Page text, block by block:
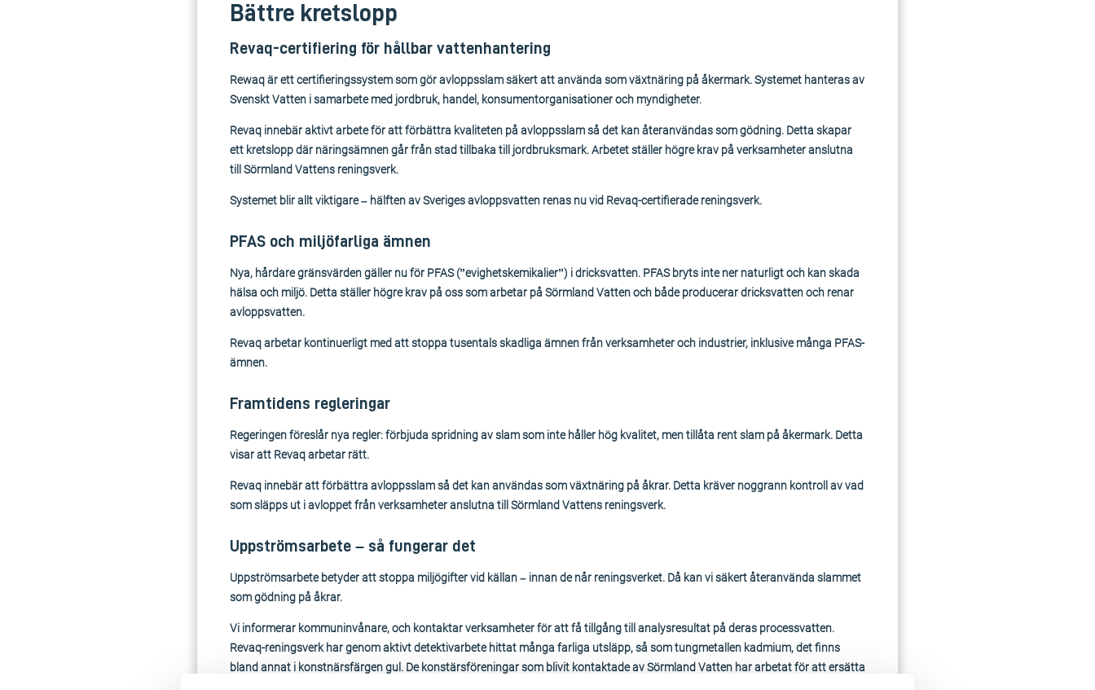
Bättre kretslopp
Revaq-certifiering för hållbar vattenhantering
Rewaq är ett certifieringssystem som gör avloppsslam säkert att använda som växtnäring på åkermark. Systemet hanteras av
Svenskt Vatten i samarbete med jordbruk, handel, konsumentorganisationer och myndigheter.
Revaq innebär aktivt arbete för att förbättra kvaliteten på avloppsslam så det kan återanvändas som gödning. Detta skapar
ett kretslopp där näringsämnen går från stad tillbaka till jordbruksmark. Arbetet ställer högre krav på verksamheter anslutna
till Sörmland Vattens reningsverk.
Systemet blir allt viktigare – hälften av Sveriges avloppsvatten renas nu vid Revaq-certifierade reningsverk.
PFAS och miljöfarliga ämnen
Nya, hårdare gränsvärden gäller nu för PFAS (”evighetskemikalier”) i dricksvatten. PFAS bryts inte ner naturligt och kan skada
hälsa och miljö. Detta ställer högre krav på oss som arbetar på Sörmland Vatten och både producerar dricksvatten och renar
avloppsvatten.
Revaq arbetar kontinuerligt med att stoppa tusentals skadliga ämnen från verksamheter och industrier, inklusive många PFAS-
ämnen.
Framtidens regleringar
Regeringen föreslår nya regler: förbjuda spridning av slam som inte håller hög kvalitet, men tillåta rent slam på åkermark. Detta
visar att Revaq arbetar rätt.
Revaq innebär att förbättra avloppsslam så det kan användas som växtnäring på åkrar. Detta kräver noggrann kontroll av vad
som släpps ut i avloppet från verksamheter anslutna till Sörmland Vattens reningsverk.
Uppströmsarbete – så fungerar det
Uppströmsarbete betyder att stoppa miljögifter vid källan – innan de når reningsverket. Då kan vi säkert återanvända slammet
som gödning på åkrar.
Vi informerar kommuninvånare, och kontaktar verksamheter för att få tillgång till analysresultat på deras processvatten.
Revaq-reningsverk har genom aktivt detektivarbete hittat många farliga utsläpp, så som tungmetallen kadmium, det finns
bland annat i konstnärsfärgen gul. De konstärsföreningar som blivit kontaktade av Sörmland Vatten har arbetat för att ersätta